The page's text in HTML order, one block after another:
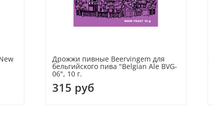
Дрожжи пивные Beervingem для
бельгийского пива "Belgian Ale BVG-
06", 10 г.
315 руб